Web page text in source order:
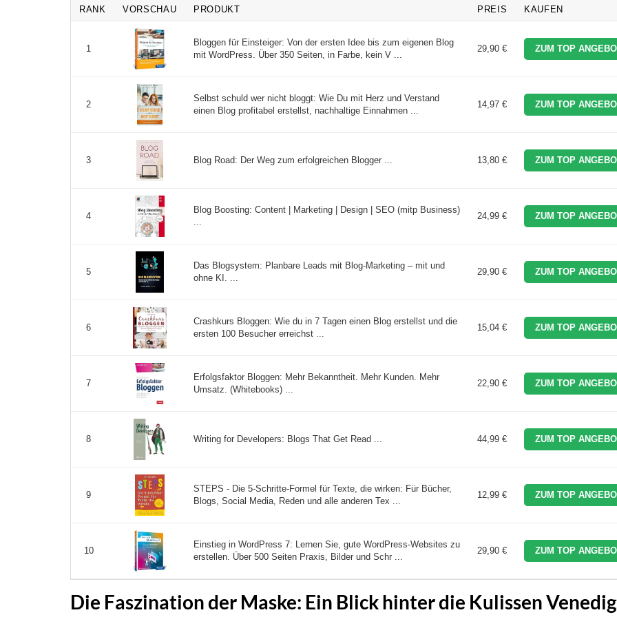
RANK VORSCHAU PRODUKT PREIS KAUFEN
1
Bloggen für Einsteiger: Von der ersten Idee bis zum eigenen Blog
mit WordPress. Über 350 Seiten, in Farbe, kein V ...
29,90 € ZUM TOP
2
Selbst schuld wer nicht bloggt: Wie Du mit Herz und Verstand
einen Blog profitabel erstellst, nachhaltige Einnahmen ...
14,97 € ZUM TOP
3 Blog Road: Der Weg zum erfolgreichen Blogger ... 13,80 € ZUM TOP
4
Blog Boosting: Content | Marketing | Design | SEO (mitp Business)
24,99 € ZUM TOP
5
Das Blogsystem: Planbare Leads mit Blog-Marketing – mit und
ohne KI. ...
29,90 € ZUM TOP
6
Crashkurs Bloggen: Wie du in 7 Tagen einen Blog erstellst und die
ersten 100 Besucher erreichst ...
15,04 € ZUM TOP
7
Erfolgsfaktor Bloggen: Mehr Bekanntheit. Mehr Kunden. Mehr
Umsatz. (Whitebooks) ...
22,90 € ZUM TOP
8 Writing for Developers: Blogs That Get Read ... 44,99 € ZUM TOP
9
STEPS - Die 5-Schritte-Formel für Texte, die wirken: Für Bücher,
Blogs, Social Media, Reden und alle anderen Tex ...
12,99 € ZUM TOP
10
Einstieg in WordPress 7: Lernen Sie, gute WordPress-Websites zu
erstellen. Über 500 Seiten Praxis, Bilder und Schr ...
29,90 € ZUM TOP
Die Faszination der Maske: Ein Blick hinter die Kulissen